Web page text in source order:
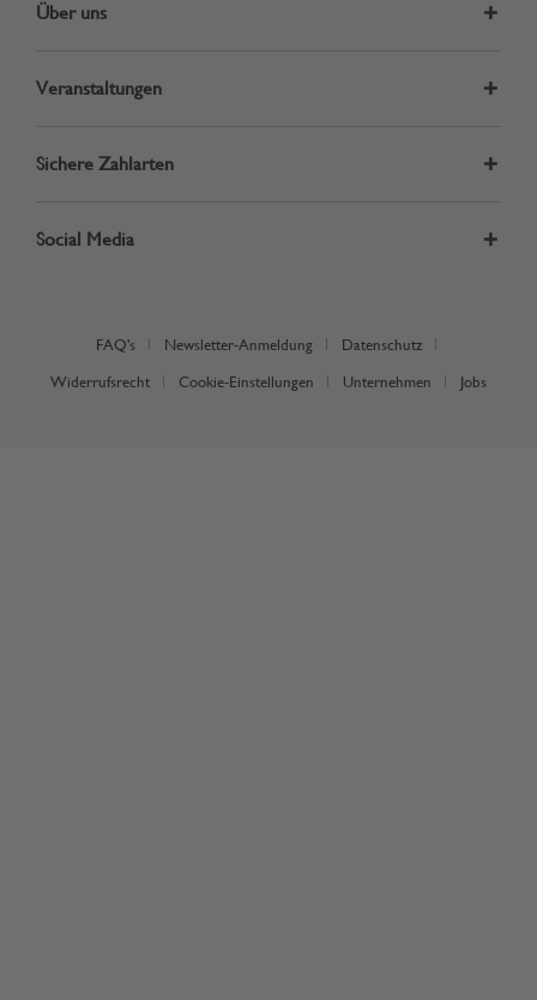
Über uns
Veranstaltungen
Sichere Zahlarten
Social Media
FAQ's Newsletter-Anmeldung Datenschutz
Widerrufsrecht Cookie-Einstellungen Unternehmen Jobs